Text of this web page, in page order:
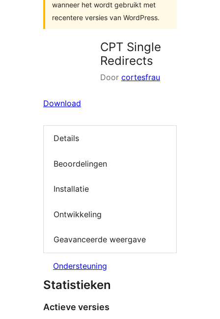
wanneer het wordt gebruikt met
recentere versies van WordPress.
CPT Single
Redirects
Door cortesfrau
Download
Details
Beoordelingen
Installatie
Ontwikkeling
Geavanceerde weergave
Ondersteuning
Statistieken
Actieve versies